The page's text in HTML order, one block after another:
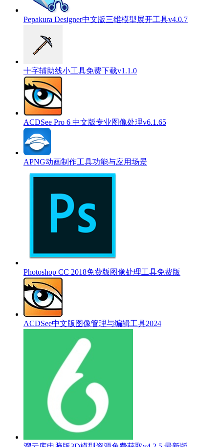
Pepakura Designer中文版三维模型展开工具v4.0.7
十字辅助线小工具免费下载v1.1.0
ACDSee Pro 6 中文版专业图像处理v6.1.65
APNG动画制作工具功能与应用场景
Photoshop CC 2018免费版图像处理工具免费版
ACDSee中文版图像管理与编辑工具2024